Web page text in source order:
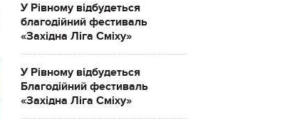
У Рівному відбудеться
благодійний фестиваль
«Західна Ліга Сміху»
У Рівному відбудеться
Благодійний фестиваль
«Західна Ліга Сміху»